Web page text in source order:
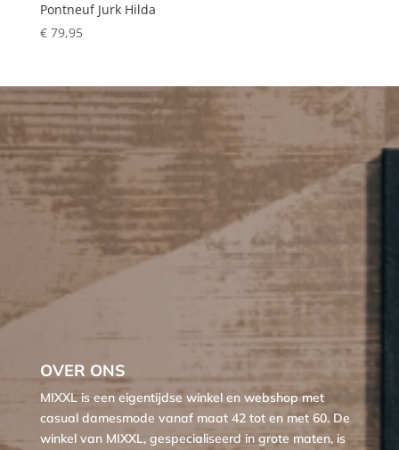
Pontneuf Jurk Hilda
€79,95
OVER ONS
MIXXL is een eigentijdse winkel en webshop met
casual damesmode vanaf maat 42 tot en met 60. De
winkel van MIXXL, gespecialiseerd in grote maten, is